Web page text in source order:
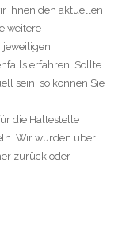
Ihnen den aktuellen
weitere
erfahren. Sollte
sein, so können Sie
die Haltestelle
Wir wurden über
zurück oder